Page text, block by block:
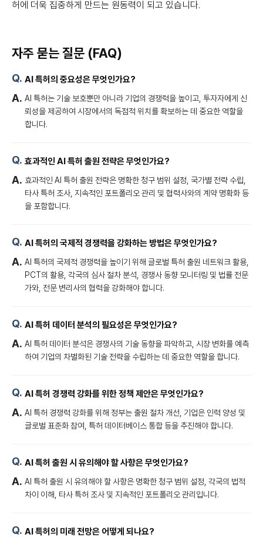
허에 더욱 집중하게 만드는 원동력이 되고 있습니다.
자주 묻는 질문 (FAQ)
AI 특허의 중요성은 무엇인가요?
AI 특허는 기술 보호뿐만 아니라 기업의 경쟁력을 높이고, 투자자에게 신
뢰성을 제공하여 시장에서의 독점적 위치를 확보하는 데 중요한 역할을
합니다.
효과적인 AI 특허 출원 전략은 무엇인가요?
효과적인 AI 특허 출원 전략은 명확한 청구 범위 설정, 국가별 전략 수립,
타사 특허 조사, 지속적인 포트폴리오 관리 및 협력사와의 계약 명확화 등
을 포함합니다.
AI 특허의 국제적 경쟁력을 강화하는 방법은 무엇인가요?
AI 특허의 국제적 경쟁력을 높이기 위해 글로벌 특허 출원 네트워크 활용,
PCT의 활용, 각국의 심사 절차 분석, 경쟁사 동향 모니터링 및 법률 전문
가와, 전문 변리사의 협력을 강화해야 합니다.
AI 특허 데이터 분석의 필요성은 무엇인가요?
AI 특허 데이터 분석은 경쟁사의 기술 동향을 파악하고, 시장 변화를 예측
하여 기업의 차별화된 기술 전략을 수립하는 데 중요한 역할을 합니다.
AI 특허 경쟁력 강화를 위한 정책 제안은 무엇인가요?
AI 특허 경쟁력 강화를 위해 정부는 출원 절차 개선, 기업은 인력 양성 및
글로벌 표준화 참여, 특허 데이터베이스 통합 등을 추진해야 합니다.
AI 특허 출원 시 유의해야 할 사항은 무엇인가요?
AI 특허 출원 시 유의해야 할 사항은 명확한 청구 범위 설정, 각국의 법적
차이 이해, 타사 특허 조사 및 지속적인 포트폴리오 관리입니다.
AI 특허의 미래 전망은 어떻게 되나요?